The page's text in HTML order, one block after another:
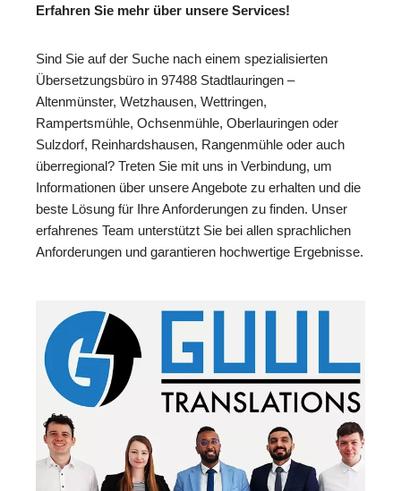
Erfahren Sie mehr über unsere Services!
Sind Sie auf der Suche nach einem spezialisierten
Übersetzungsbüro in 97488 Stadtlauringen –
Altenmünster, Wetzhausen, Wettringen,
Rampertsmühle, Ochsenmühle, Oberlauringen oder
Sulzdorf, Reinhardshausen, Rangenmühle oder auch
überregional? Treten Sie mit uns in Verbindung, um
Informationen über unsere Angebote zu erhalten und die
beste Lösung für Ihre Anforderungen zu finden. Unser
erfahrenes Team unterstützt Sie bei allen sprachlichen
Anforderungen und garantieren hochwertige Ergebnisse.